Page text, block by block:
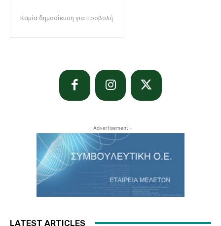
Καμία δημοσίευση για προβολή
- Advertisement -
LATEST ARTICLES